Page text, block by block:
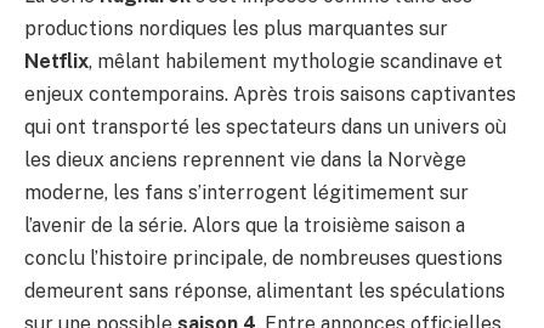
productions nordiques les plus marquantes sur
Netflix, mêlant habilement mythologie scandinave et
enjeux contemporains. Après trois saisons captivantes
qui ont transporté les spectateurs dans un univers où
les dieux anciens reprennent vie dans la Norvège
moderne, les fans s’interrogent légitimement sur
l’avenir de la série. Alors que la troisième saison a
conclu l’histoire principale, de nombreuses questions
demeurent sans réponse, alimentant les spéculations